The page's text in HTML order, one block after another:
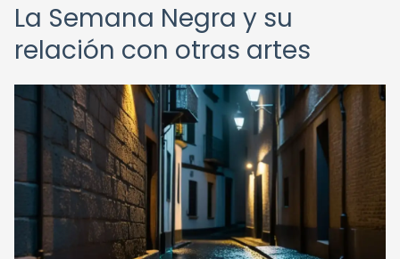
La Semana Negra y su
relación con otras artes